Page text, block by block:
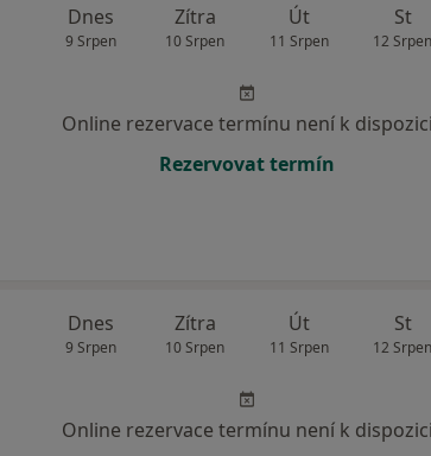
Dnes
9 Srpen
Zítra
10 Srpen
Út
11 Srpen
St
12 Srpen
Online rezervace termínu není k dispozici
Rezervovat termín
Dnes
9 Srpen
Zítra
10 Srpen
Út
11 Srpen
St
12 Srpen
Online rezervace termínu není k dispozici